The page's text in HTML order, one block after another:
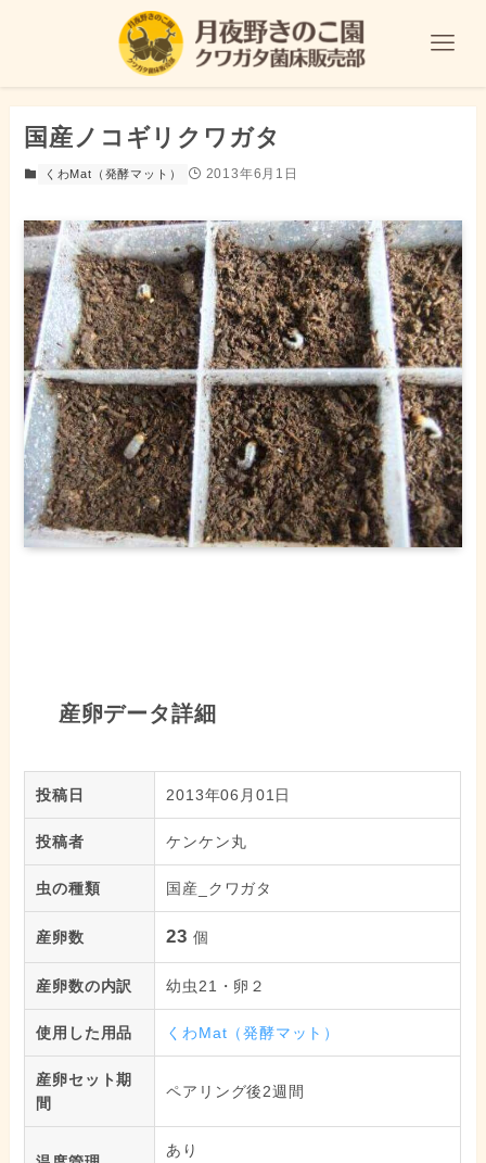
国産ノコギリクワガタ
くわMat（発酵マット） 2013年6月1日
産卵データ詳細
投稿日 2013年06月01日
投稿者 ケンケン丸
虫の種類 国産_クワガタ
産卵数 23 個
産卵数の内訳 幼虫21・卵２
使用した用品 くわMat（発酵マット）
産卵セット期
間
ペアリング後2週間
あり